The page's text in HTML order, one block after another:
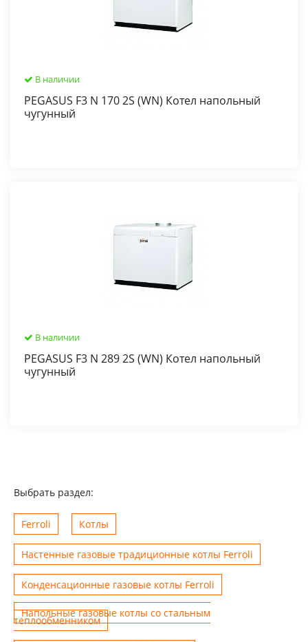
В наличии
PEGASUS F3 N 170 2S (WN) Котел напольный
чугунный
В наличии
PEGASUS F3 N 289 2S (WN) Котел напольный
чугунный
Выбрать раздел:
Ferroli Котлы
Настенные газовые традиционные котлы Ferroli
Конденсационные газовые котлы Ferroli
Напольные газовые котлы со стальным
теплообменником